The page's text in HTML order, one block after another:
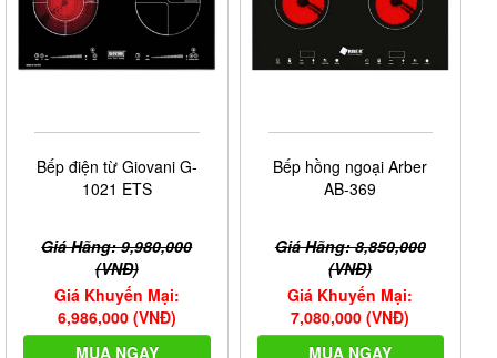
Bếp điện từ Giovani G-
1021 ETS
Giá Hãng: 9,980,000
(VNĐ)
Giá Khuyến Mại:
6,986,000 (VNĐ)
MUA NGAY
Bếp hồng ngoại Arber
AB-369
Giá Hãng: 8,850,000
(VNĐ)
Giá Khuyến Mại:
7,080,000 (VNĐ)
MUA NGAY